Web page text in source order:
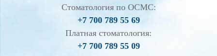
Стоматология по ОСМС:
+7 700 789 55 69
Платная стоматология:
+7 700 789 55 09